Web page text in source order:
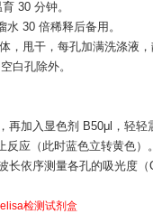
30 分钟。
30 倍稀释后备用。
，甩干，每孔加满洗涤液
白孔除外。
再加入显色剂 B50μl，轻
应（此时蓝色立转黄色）。
长依序测量各孔的吸光度
elisa检测试剂盒